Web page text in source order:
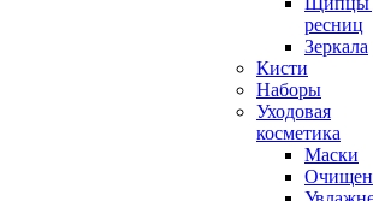
ресниц
Зеркала
Кисти
Наборы
Уходовая
косметика
Маски